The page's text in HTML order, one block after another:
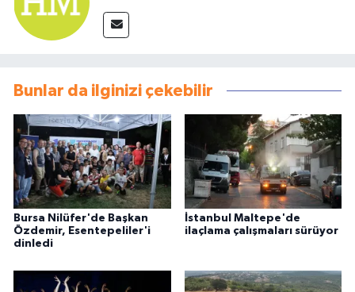
Bunlar da ilginizi çekebilir
Bursa Nilüfer'de Başkan
Özdemir, Esentepeliler'i
dinledi
İstanbul Maltepe'de
ilaçlama çalışmaları sürüyor